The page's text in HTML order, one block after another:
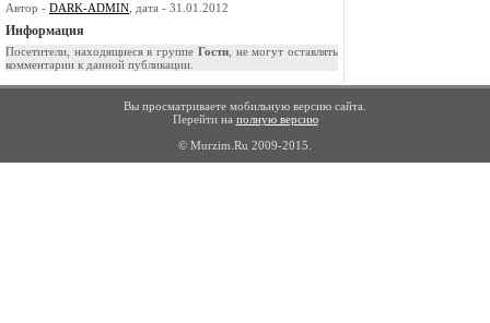
Автор - DARK-ADMIN , дата - 31.01.2012
Информация
Посетители, находящиеся в группе Гости, не могут оставлять
комментарии к данной публикации.
Вы просматриваете мобильную версию сайта.
Перейти на полную версию
© Murzim.Ru 2009-2015.